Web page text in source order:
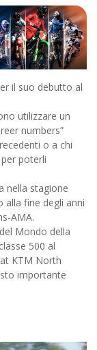
il suo debutto al
utilizzare un
numbers”
o a chi
poterli
nella stagione
alla fine degli anni
AMA.
Mondo della
500 al
KTM North
importante